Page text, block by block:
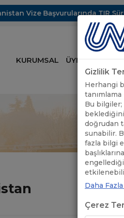
Başvurularında TIR
KURUMSAL ÜYELİK
Gizlilik
Herhangi
Bu bilgiler;
doğrudan
sunabilir.
fazla bilgi
Daha
Çerez